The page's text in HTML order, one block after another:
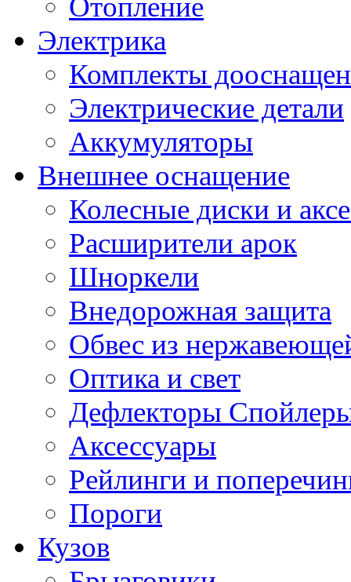
Отопление
Электрика
Комплекты
Электрические детали
Аккумуляторы
Внешнее оснащение
Колесные диски и
Расширители арок
Шноркели
Внедорожная защита
Обвес из
Оптика и свет
Дефлекторы
Аксессуары
Рейлинги и
Пороги
Кузов